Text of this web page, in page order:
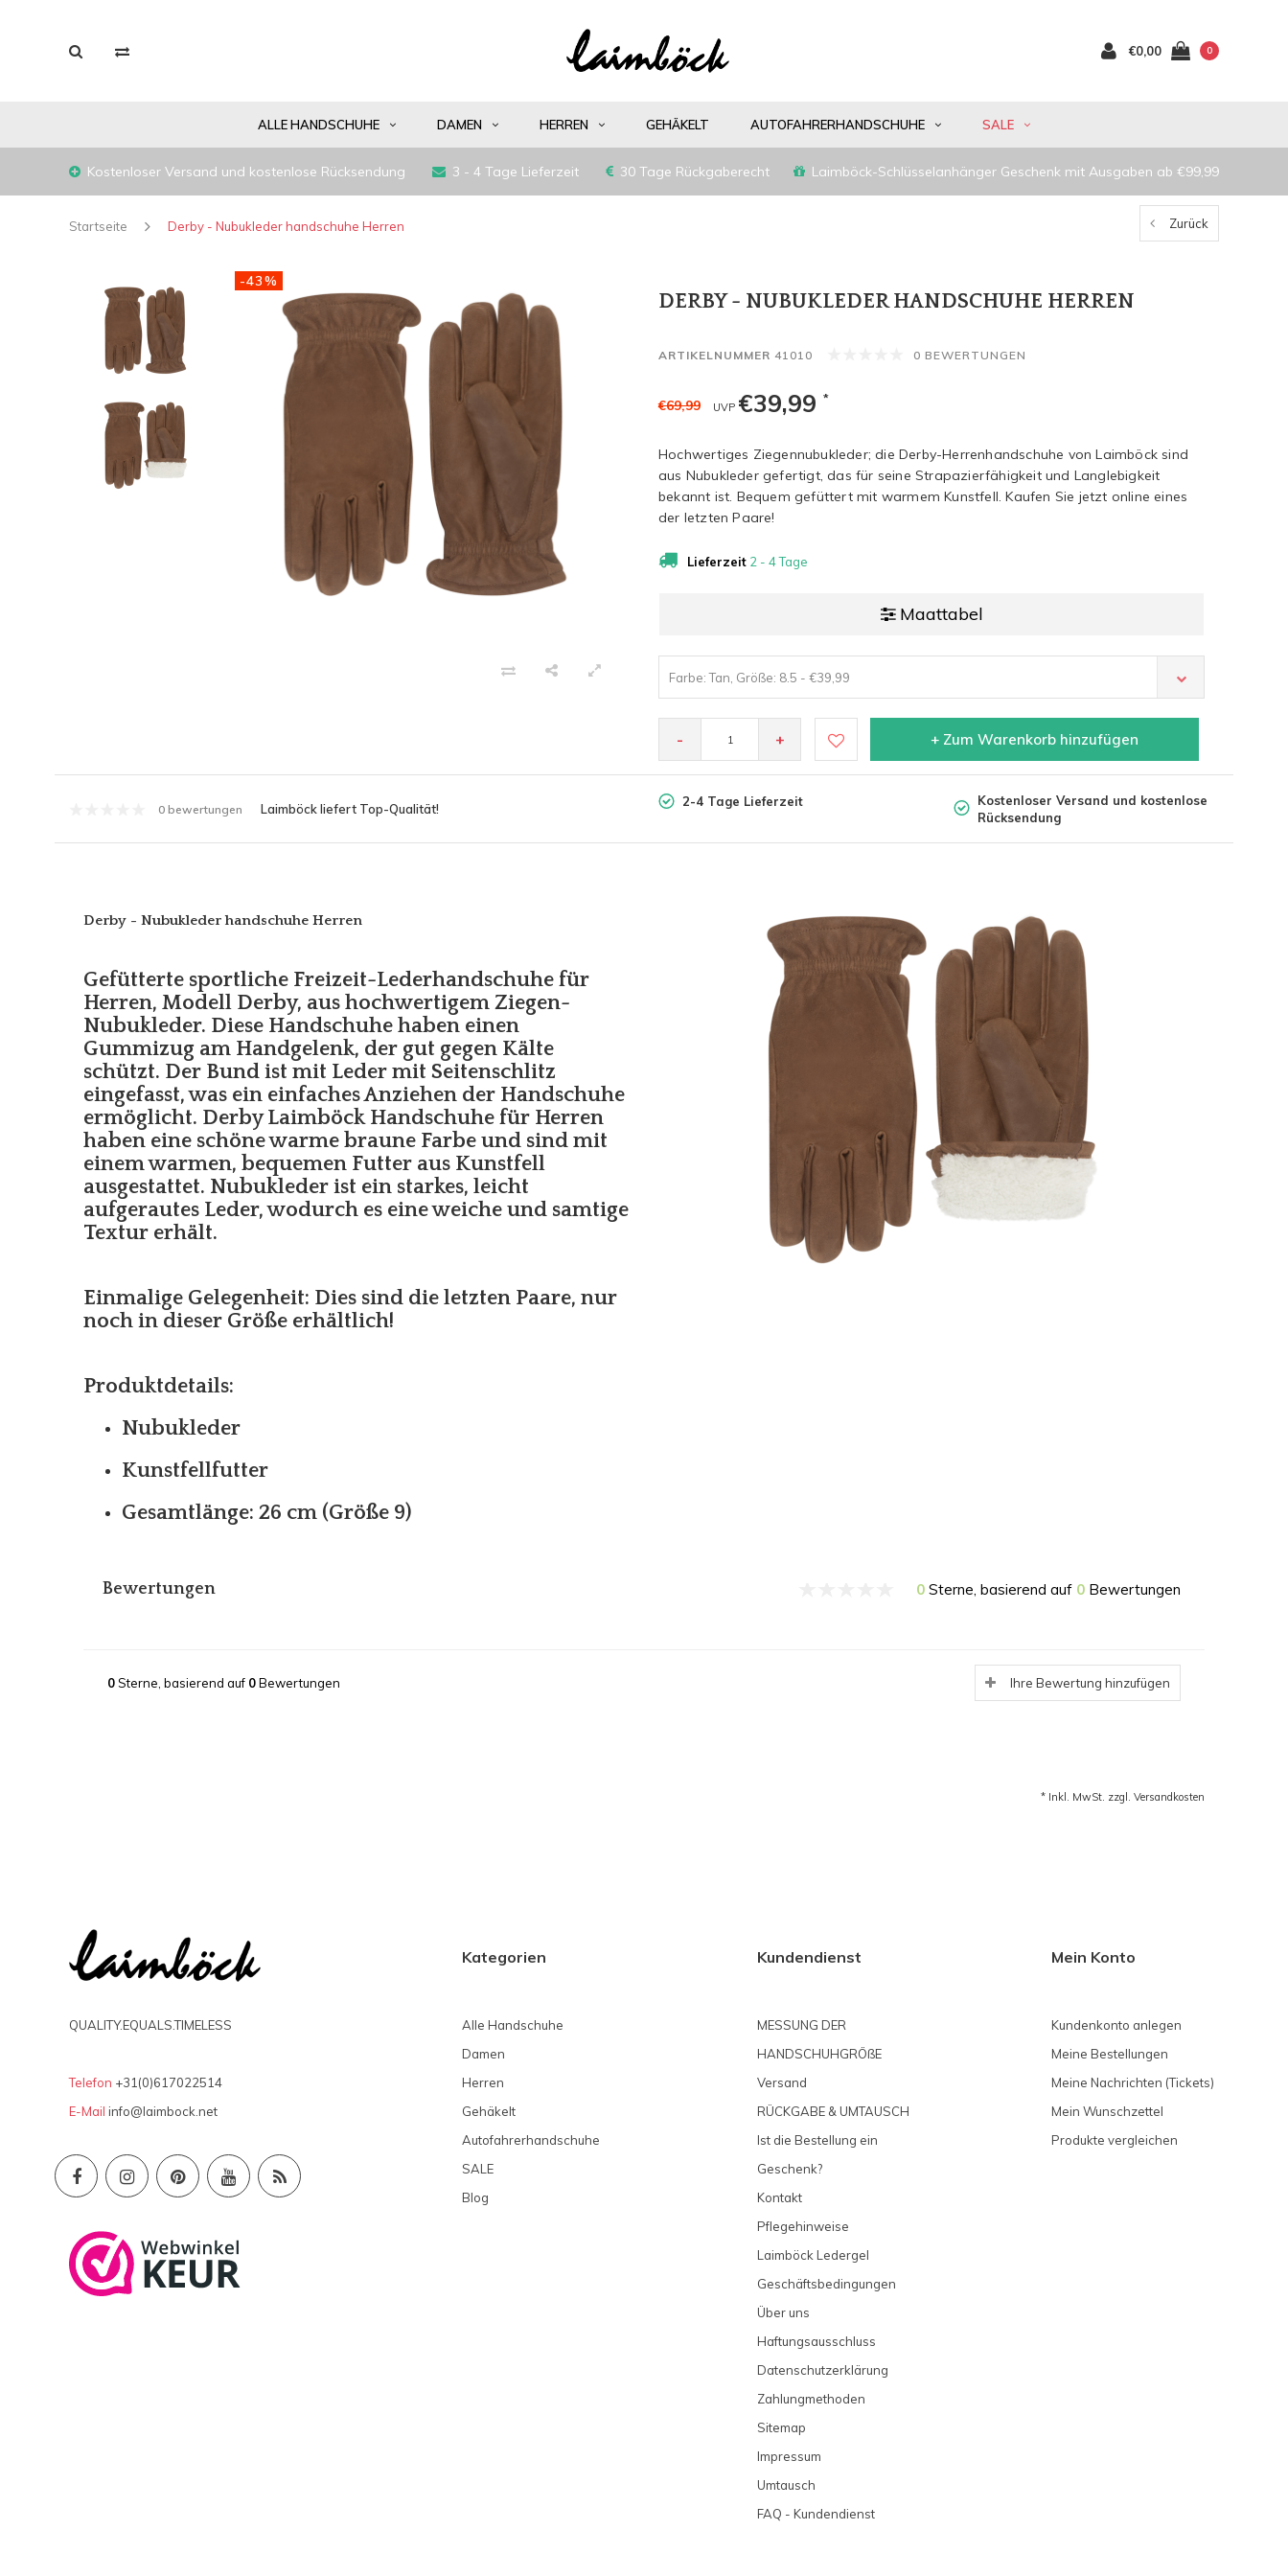
€0,00 0
ALLE HANDSCHUHE DAMEN HERREN GEHÄKELT AUTOFAHRERHANDSCHUHE SALE
Kostenloser Versand und kostenlose Rücksendung 3 - 4 Tage Lieferzeit 30 Tage Rückgaberecht Laimböck-Schlüsselanhänger Geschenk mit Ausgaben ab €99,99
Startseite Derby - Nubukleder handschuhe Herren Zurück
-43%
DERBY - NUBUKLEDER HANDSCHUHE HERREN
ARTIKELNUMMER 41010 0 BEWERTUNGEN
€69,99 UVP €39,99 *
Hochwertiges Ziegennubukleder; die Derby-Herrenhandschuhe von Laimböck sind
aus Nubukleder gefertigt, das für seine Strapazierfähigkeit und Langlebigkeit
bekannt ist. Bequem gefüttert mit warmem Kunstfell. Kaufen Sie jetzt online eines
der letzten Paare!
Lieferzeit 2 - 4 Tage
Maattabel
Farbe: Tan, Größe: 8.5 - €39,99
- + + Zum Warenkorb hinzufügen
0 bewertungen Laimböck liefert Top-Qualität! 2-4 Tage Lieferzeit
Kostenloser Versand und kostenlose
Rücksendung
Derby - Nubukleder handschuhe Herren
Gefütterte sportliche Freizeit-Lederhandschuhe für
Herren, Modell Derby, aus hochwertigem Ziegen-
Nubukleder. Diese Handschuhe haben einen
Gummizug am Handgelenk, der gut gegen Kälte
schützt. Der Bund ist mit Leder mit Seitenschlitz
eingefasst, was ein einfaches Anziehen der Handschuhe
ermöglicht. Derby Laimböck Handschuhe für Herren
haben eine schöne warme braune Farbe und sind mit
einem warmen, bequemen Futter aus Kunstfell
ausgestattet. Nubukleder ist ein starkes, leicht
aufgerautes Leder, wodurch es eine weiche und samtige
Textur erhält.
Einmalige Gelegenheit: Dies sind die letzten Paare, nur
noch in dieser Größe erhältlich!
Produktdetails:
Nubukleder
Kunstfellfutter
Gesamtlänge: 26 cm (Größe 9)
Bewertungen 0 Sterne, basierend auf 0 Bewertungen
0Sterne, basierend auf 0Bewertungen Ihre Bewertung hinzufügen
* Inkl. MwSt. zzgl. Versandkosten
QUALITY.EQUALS.TIMELESS
Telefon +31(0)617022514
E-Mail info@laimbock.net
Kategorien
Alle Handschuhe
Damen
Herren
Gehäkelt
Autofahrerhandschuhe
SALE
Blog
Kundendienst
MESSUNG DER
HANDSCHUHGRÖßE
Versand
RÜCKGABE & UMTAUSCH
Ist die Bestellung ein
Geschenk?
Kontakt
Pflegehinweise
Laimböck Ledergel
Geschäftsbedingungen
Über uns
Haftungsausschluss
Datenschutzerklärung
Zahlungmethoden
Sitemap
Impressum
Umtausch
FAQ - Kundendienst
Mein Konto
Kundenkonto anlegen
Meine Bestellungen
Meine Nachrichten (Tickets)
Mein Wunschzettel
Produkte vergleichen